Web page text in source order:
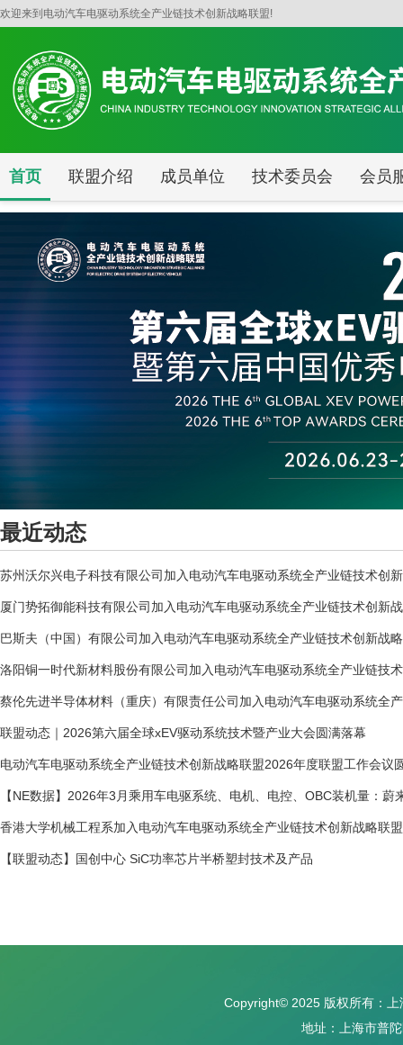
首页 - 电动汽车电驱动系统全产业链技术创新战略联盟
欢迎来到电动汽车电驱动系统全产业链技术创新战略联盟!
首页 联盟介绍 成员单位 技术委员会 会员
最近动态
苏州沃尔兴电子科技有限公司加入电动汽车电驱动系统全产业链技术创
厦门势拓御能科技有限公司加入电动汽车电驱动系统全产业链技术创新
巴斯夫（中国）有限公司加入电动汽车电驱动系统全产业链技术创新战
洛阳铜一时代新材料股份有限公司加入电动汽车电驱动系统全产业链技
蔡伦先进半导体材料（重庆）有限责任公司加入电动汽车电驱动系统全
联盟动态｜2026第六届全球xEV驱动系统技术暨产业大会圆满落幕
电动汽车电驱动系统全产业链技术创新战略联盟2026年度联盟工作会议
香港大学机械工程系加入电动汽车电驱动系统全产业链技术创新战略联盟
【联盟动态】国创中心 SiC功率芯片半桥塑封技术及产品
Copyright© 2025 版权所有：
地址：上海市普